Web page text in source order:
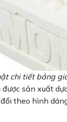
chi tiết bảng
được sản xuất
theo hình